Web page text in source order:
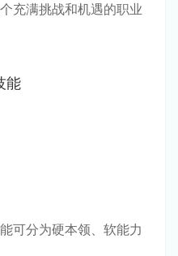
充满挑战和机遇的职业
能
可分为硬本领、软能力